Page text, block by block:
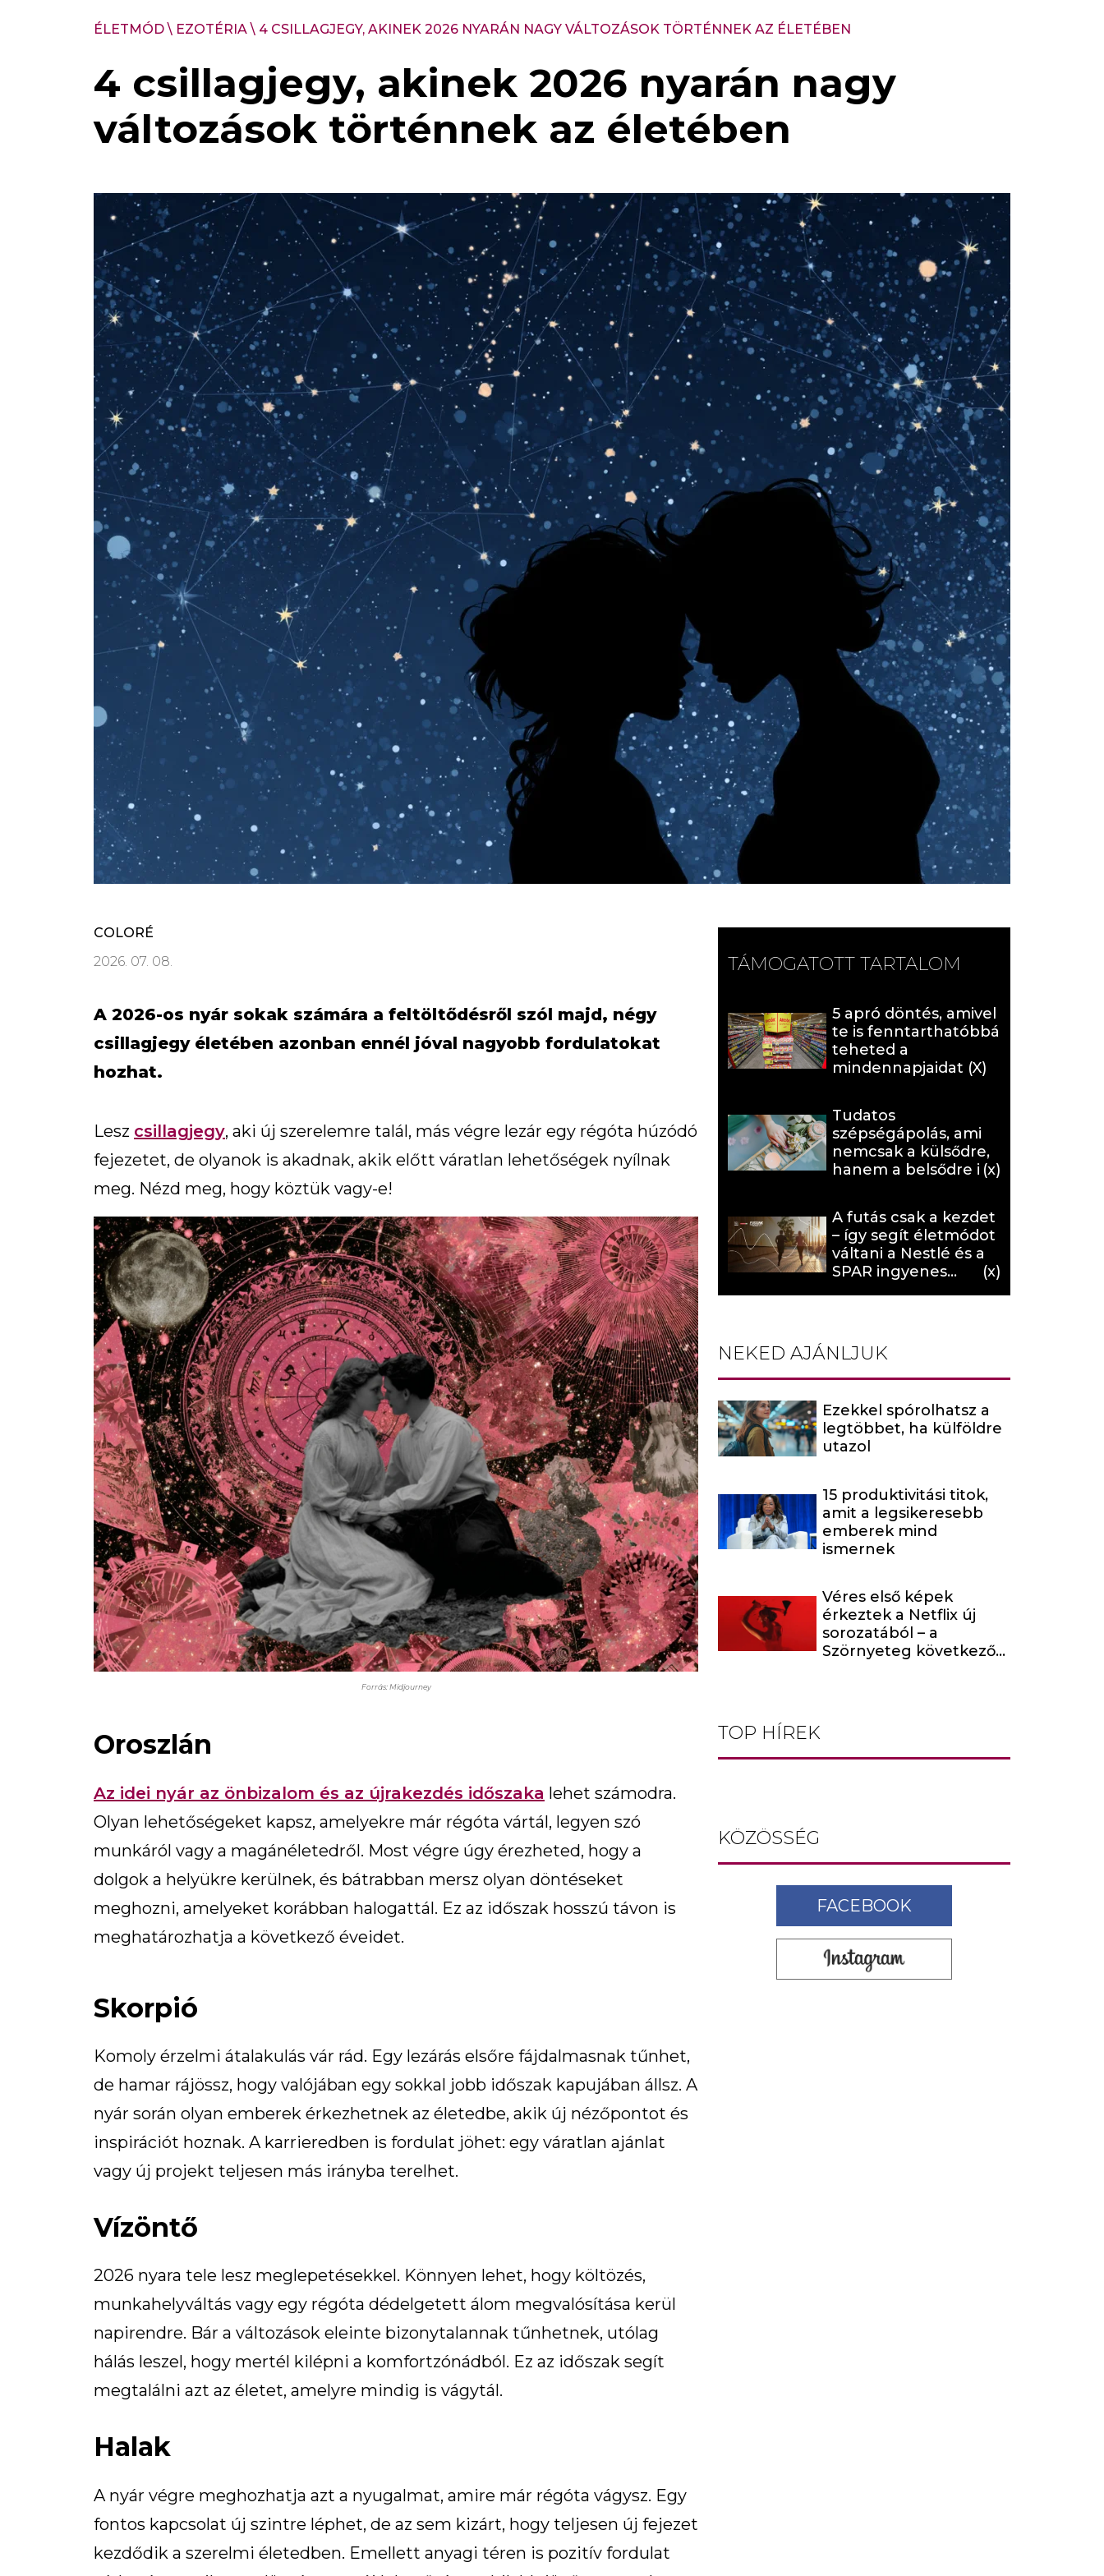
ÉLETMÓD\ EZOTÉRIA\ 4 CSILLAGJEGY, AKINEK 2026 NYARÁN NAGY VÁLTOZÁSOK TÖRTÉNNEK AZ ÉLETÉBEN
4 csillagjegy, akinek 2026 nyarán nagy
változások történnek az életében
COLORÉ
2026. 07. 08.
A 2026-os nyár sokak számára a feltöltődésről szól majd, négy
csillagjegy életében azonban ennél jóval nagyobb fordulatokat
hozhat.
Lesz csillagjegy, aki új szerelemre talál, más végre lezár egy régóta húzódó
fejezetet, de olyanok is akadnak, akik előtt váratlan lehetőségek nyílnak
meg. Nézd meg, hogy köztük vagy-e!
Forrás: Midjourney
Oroszlán
Az idei nyár az önbizalom és az újrakezdés időszaka lehet számodra.
Olyan lehetőségeket kapsz, amelyekre már régóta vártál, legyen szó
munkáról vagy a magánéletedről. Most végre úgy érezheted, hogy a
dolgok a helyükre kerülnek, és bátrabban mersz olyan döntéseket
meghozni, amelyeket korábban halogattál. Ez az időszak hosszú távon is
meghatározhatja a következő éveidet.
Skorpió
Komoly érzelmi átalakulás vár rád. Egy lezárás elsőre fájdalmasnak tűnhet,
de hamar rájössz, hogy valójában egy sokkal jobb időszak kapujában állsz. A
nyár során olyan emberek érkezhetnek az életedbe, akik új nézőpontot és
inspirációt hoznak. A karrieredben is fordulat jöhet: egy váratlan ajánlat
vagy új projekt teljesen más irányba terelhet.
Vízöntő
2026 nyara tele lesz meglepetésekkel. Könnyen lehet, hogy költözés,
munkahelyváltás vagy egy régóta dédelgetett álom megvalósítása kerül
napirendre. Bár a változások eleinte bizonytalannak tűnhetnek, utólag
hálás leszel, hogy mertél kilépni a komfortzónádból. Ez az időszak segít
megtalálni azt az életet, amelyre mindig is vágytál.
Halak
A nyár végre meghozhatja azt a nyugalmat, amire már régóta vágysz. Egy
fontos kapcsolat új szintre léphet, de az sem kizárt, hogy teljesen új fejezet
kezdődik a szerelmi életedben. Emellett anyagi téren is pozitív fordulat
TÁMOGATOTT TARTALOM
5 apró döntés, amivel
te is fenntarthatóbbá
teheted a
mindennapjaidat (X)
Tudatos
szépségápolás, ami
nemcsak a külsődre,
hanem a belsődre is
A futás csak a kezdet
– így segít életmódot
váltani a Nestlé és a
SPAR ingyenes
NEKED AJÁNLJUK
Ezekkel spórolhatsz a
legtöbbet, ha külföldre
utazol
15 produktivitási titok,
amit a legsikeresebb
emberek mind
ismernek
Véres első képek
érkeztek a Netflix új
sorozatából – a
Szörnyeteg következő
TOP HÍREK
KÖZÖSSÉG
FACEBOOK